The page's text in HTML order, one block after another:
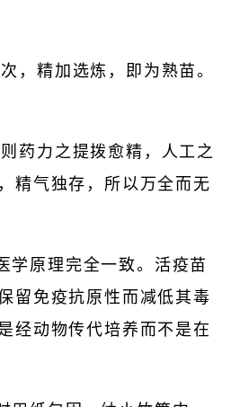
，精加选炼，即为熟苗。
药力之提拨愈精，人工之
精气独存，所以万全而无
学原理完全一致。活疫苗
留免疫抗原性而减低其毒
经动物传代培养而不是在